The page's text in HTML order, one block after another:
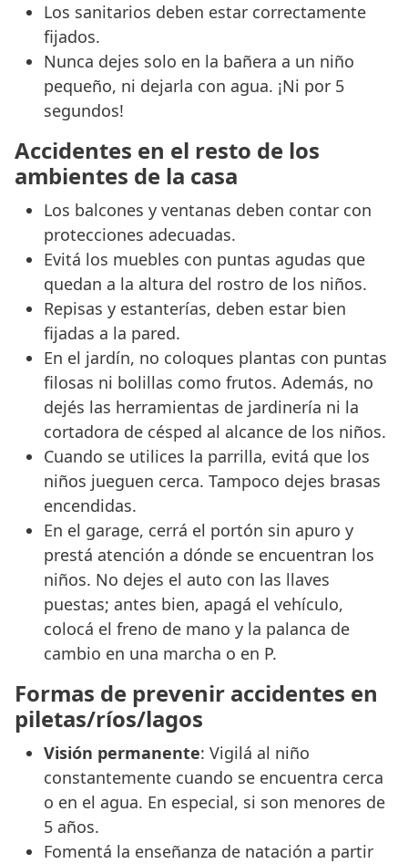
Los sanitarios deben estar correctamente
fijados.
Nunca dejes solo en la bañera a un niño
pequeño, ni dejarla con agua. ¡Ni por 5
segundos!
Accidentes en el resto de los
ambientes de la casa
Los balcones y ventanas deben contar con
protecciones adecuadas.
Evitá los muebles con puntas agudas que
quedan a la altura del rostro de los niños.
Repisas y estanterías, deben estar bien
fijadas a la pared.
En el jardín, no coloques plantas con puntas
filosas ni bolillas como frutos. Además, no
dejés las herramientas de jardinería ni la
cortadora de césped al alcance de los niños.
Cuando se utilices la parrilla, evitá que los
niños jueguen cerca. Tampoco dejes brasas
encendidas.
En el garage, cerrá el portón sin apuro y
prestá atención a dónde se encuentran los
niños. No dejes el auto con las llaves
puestas; antes bien, apagá el vehículo,
colocá el freno de mano y la palanca de
cambio en una marcha o en P.
Formas de prevenir accidentes en
piletas/ríos/lagos
Visión permanente: Vigilá al niño
constantemente cuando se encuentra cerca
o en el agua. En especial, si son menores de
5 años.
Fomentá la enseñanza de natación a partir